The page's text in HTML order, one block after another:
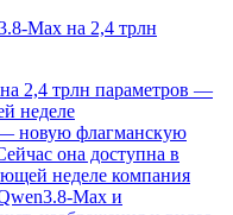
2,4 трлн параметров —
неделе
— новую флагманскую
она доступна в
неделе компания
и